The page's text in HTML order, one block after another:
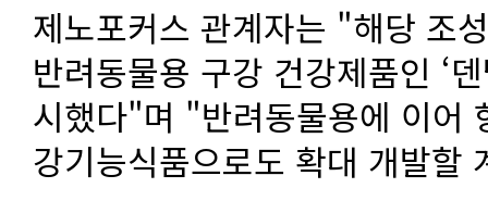
제노포커스 관계자는 "해당 조
반려동물용 구강 건강제품인 ‘
시했다"며 "반려동물용에 이어
강기능식품으로도 확대 개발할